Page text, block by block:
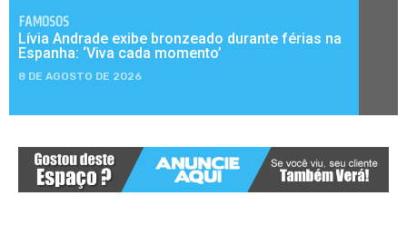
FAMOSOS
Lívia Andrade exibe bronzeado durante férias na
Espanha: ‘Viva cada momento’
8 DE AGOSTO DE 2026